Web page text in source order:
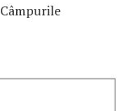
Câmpurile